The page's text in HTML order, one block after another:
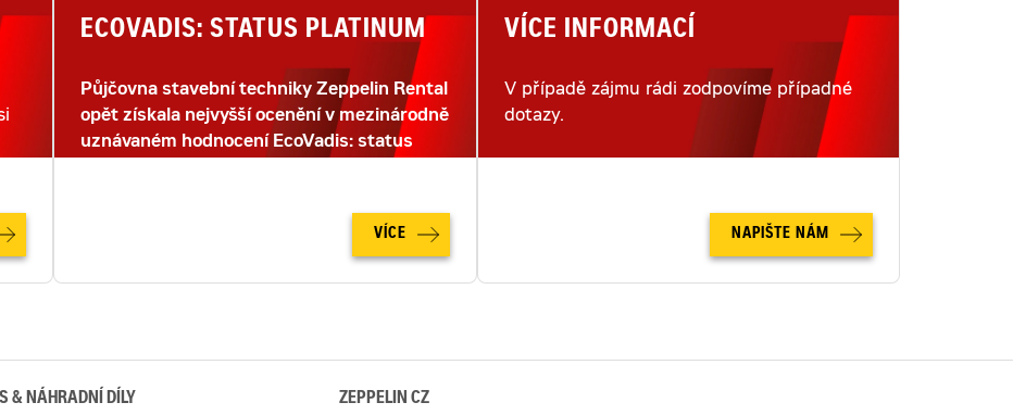
ECOVADIS: STATUS PLATINUM
Půjčovna stavební techniky Zeppelin Rental
opět získala nejvyšší ocenění v mezinárodně
uznávaném hodnocení EcoVadis: status
VÍCE
VÍCE INFORMACÍ
V případě zájmu rádi zodpovíme případné
dotazy.
NAPIŠTE NÁM
& NÁHRADNÍ DÍLY ZEPPELIN CZ